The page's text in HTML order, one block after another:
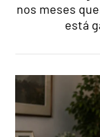
nos meses
está